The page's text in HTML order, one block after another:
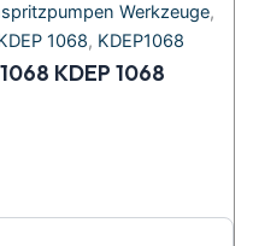
Werkzeuge,
1068, KDEP1068
KDEP 1068